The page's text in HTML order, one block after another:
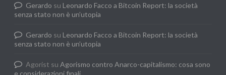
Gerardo su Leonardo Facco a Bitcoin Report: la società
senza stato non è un’utopia
Gerardo su Leonardo Facco a Bitcoin Report: la società
senza stato non è un’utopia
Agorist suAgorismo contro Anarco-capitalismo: cosa sono
e considerazioni finali